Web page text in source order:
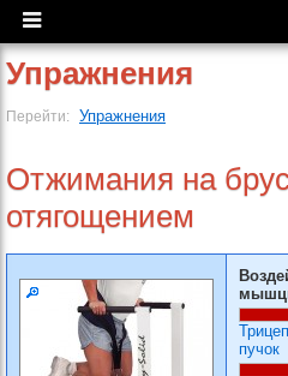
Упражнения
Перейти: Упражнения
Отжимания на
отягощением
пучок